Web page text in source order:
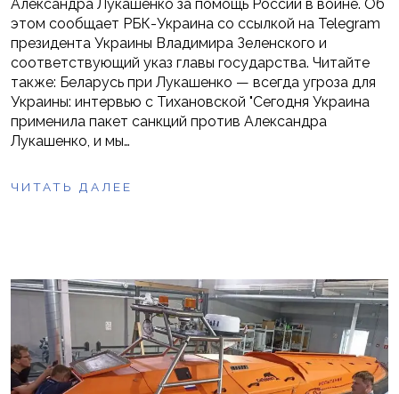
Александра Лукашенко за помощь России в войне. Об
этом сообщает РБК-Украина со ссылкой на Telegram
президента Украины Владимира Зеленского и
соответствующий указ главы государства. Читайте
также: Беларусь при Лукашенко — всегда угроза для
Украины: интервью с Тихановской "Сегодня Украина
применила пакет санкций против Александра
Лукашенко, и мы…
ЧИТАТЬ ДАЛЕЕ